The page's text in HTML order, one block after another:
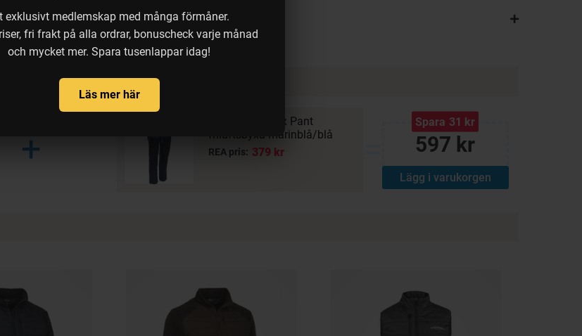
exklusivt medlemskap med många förmåner.
fri frakt på alla ordrar, bonuscheck varje månad
och mycket mer. Spara tusenlappar idag!
Läs mer här
Recensioner
+
Kinetic Mid-Flex Pant
friluftsbyxa marinblå/blå
REA pris: 379 kr
Spara 31 kr
597 kr
Lägg i varukorgen